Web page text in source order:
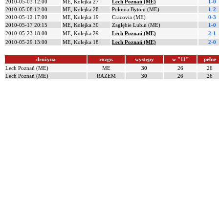
2010-05-03 12:00
ME, Kolejka 27 Lech Poznań (ME)
1-0
2010-05-08 12:00
ME, Kolejka 28 Polonia Bytom (ME)
1-2
2010-05-12 17:00
ME, Kolejka 19 Cracovia (ME)
0-3
2010-05-17 20:15
ME, Kolejka 30 Zagłębie Lubin (ME)
1-0
2010-05-23 18:00
ME, Kolejka 29 Lech Poznań (ME)
2-1
2010-05-29 13:00
ME, Kolejka 18 Lech Poznań (ME) 2-0
drużyna rozgr. występy w "11"
pełne
Lech Poznań (ME)
ME 30 26
26
Lech Poznań (ME)
RAZEM 30 26 26